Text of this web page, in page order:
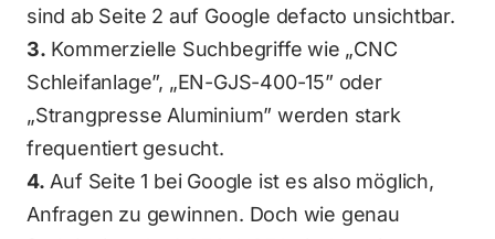
sind ab Seite 2 auf Google defacto unsichtbar.
3. Kommerzielle Suchbegriffe wie „CNC
Schleifanlage”, „EN-GJS-400-15” oder
„Strangpresse Aluminium” werden stark
frequentiert gesucht.
4. Auf Seite 1 bei Google ist es also möglich,
Anfragen zu gewinnen. Doch wie genau